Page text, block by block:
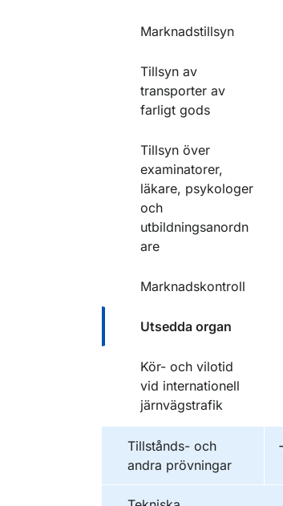
Marknadstillsyn
Tillsyn av
transporter av
farligt gods
Tillsyn över
examinatorer,
läkare, psykologer
och
utbildningsanordn
are
Marknadskontroll
Utsedda organ
Kör- och vilotid
vid internationell
järnvägstrafik
Tillstånds- och
andra prövningar